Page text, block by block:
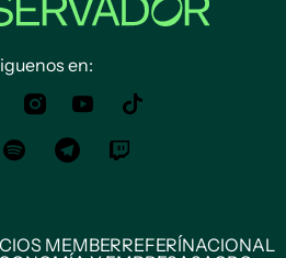
en:
MEMBERREFERÍNACIONAL